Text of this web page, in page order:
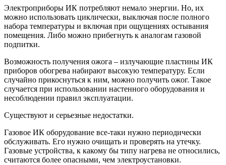
Электроприборы ИК потребляют немало энергии. Но, их
можно использовать циклически, выключая после полного
набора температуры и включая при ощущениях остывания
помещения. Либо можно прибегнуть к аналогам газовой
подпитки.
Возможность получения ожога – излучающие пластины ИК
приборов обогрева набирают высокую температуру. Если
случайно прикоснуться к ним, можно получить ожог. Такое
случается при использовании настенного оборудования и
несоблюдении правил эксплуатации.
Существуют и серьезные недостатки.
Газовое ИК оборудование все-таки нужно периодически
обслуживать. Его нужно очищать и проверять на утечку.
Газовые устройства, к какому бы типу нагрева не относились,
считаются более опасными, чем электроустановки.